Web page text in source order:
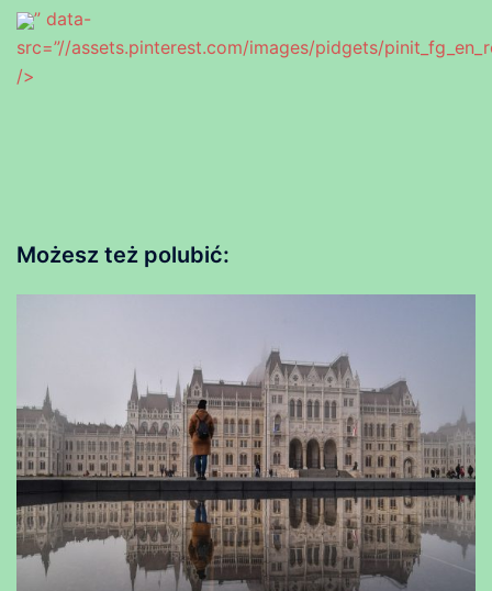
” data-
src=”//assets.pinterest.com/images/pidgets/
/>
Możesz też polubić: